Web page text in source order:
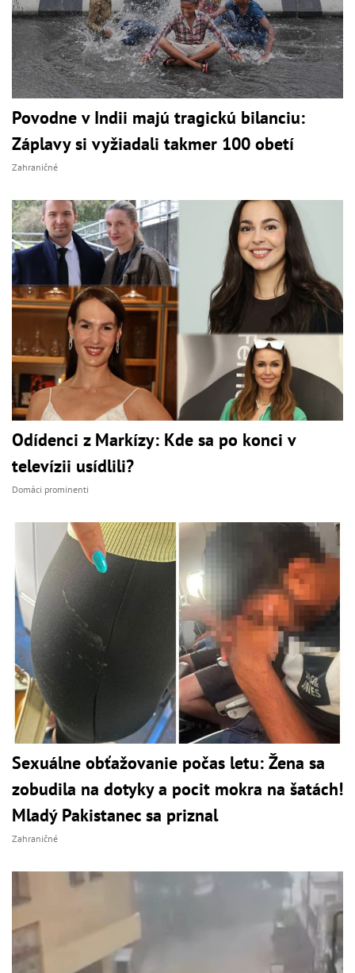
Povodne v Indii majú tragickú bilanciu:
Záplavy si vyžiadali takmer 100 obetí
Zahraničné
Odídenci z Markízy: Kde sa po konci v
televízii usídlili?
Domáci prominenti
Sexuálne obťažovanie počas letu: Žena sa
zobudila na dotyky a pocit mokra na šatách!
Mladý Pakistanec sa priznal
Zahraničné